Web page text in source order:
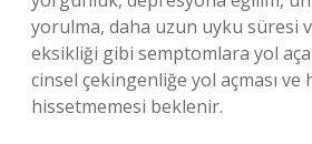
yorulma, daha uzun uyku süresi
eksikliği gibi semptomlara yol
cinsel çekingenliğe yol açması ve
hissetmemesi beklenir.